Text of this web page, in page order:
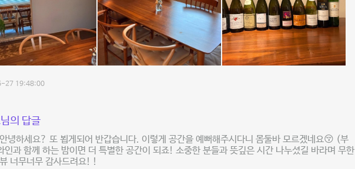
27 19:48:00
의 답글
녕하세요? 또 뵙게되어 반갑습니다. 이렇게 공간을 예뻐해주시다니 몸둘바 모르겠네요😚 (부
인과 함께 하는 밤이면 더 특별한 공간이 되죠! 소중한 분들과 뜻깊은 시간 나누셨길 바라며 무한
너무너무 감사드려요! !